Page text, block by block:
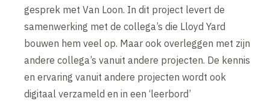
gesprek met Van Loon. In dit project levert de
samenwerking met de collega’s die Lloyd Yard
bouwen hem veel op. Maar ook overleggen met zijn
andere collega’s vanuit andere projecten. De kennis
en ervaring vanuit andere projecten wordt ook
digitaal verzameld en in een ‘leerbord’